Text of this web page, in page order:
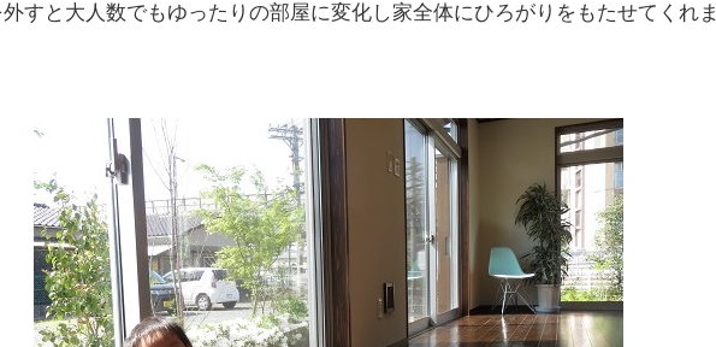
すと大人数でもゆったりの部屋に変化し家全体にひろがりをもたせてくれま